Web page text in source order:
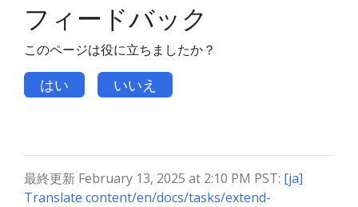
フィードバック
このページは役に立ちましたか？
はい いいえ
最終更新 February 13, 2025 at 2:10 PM PST: [ja]
Translate content/en/docs/tasks/extend-